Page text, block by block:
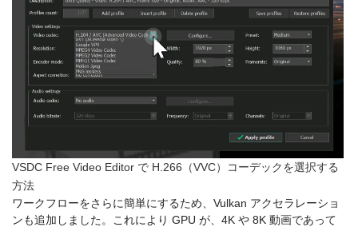
VSDC Free Video Editor で H.266（VVC）コーデックを選択する
方法
ワークフローをさらに簡単にするため、Vulkan アクセラレーショ
ンも追加しました。これにより GPU が、4K や 8K 動画であって